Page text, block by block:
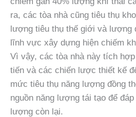
ra, các tòa nhà cũng tiêu thụ
lượng tiêu thụ thế giới và lượng
lĩnh vực xây dựng hiện chiếm
Vì vậy, các tòa nhà này tích
tiến và các chiến lược thiết kế
mức tiêu thụ năng lượng đồng
nguồn năng lượng tái tạo để
lượng còn lại.